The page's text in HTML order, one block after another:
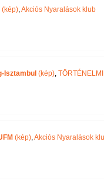
(kép),Akciós Nyaralások klub
Isztambul (kép),
(kép),Akciós Nyaralások